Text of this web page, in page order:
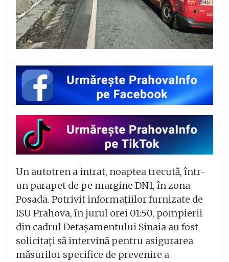
Un autotren a intrat, noaptea trecută, într-
un parapet de pe margine DN1, în zona
Posada. Potrivit informațiilor furnizate de
ISU Prahova, în jurul orei 01:50, pompierii
din cadrul Detașamentului Sinaia au fost
solicitați să intervină pentru asigurarea
măsurilor specifice de prevenire a